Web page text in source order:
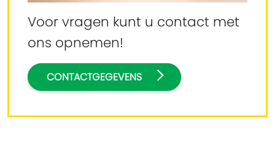
Voor vragen kunt u contact met
ons opnemen!
CONTACTGEGEVENS